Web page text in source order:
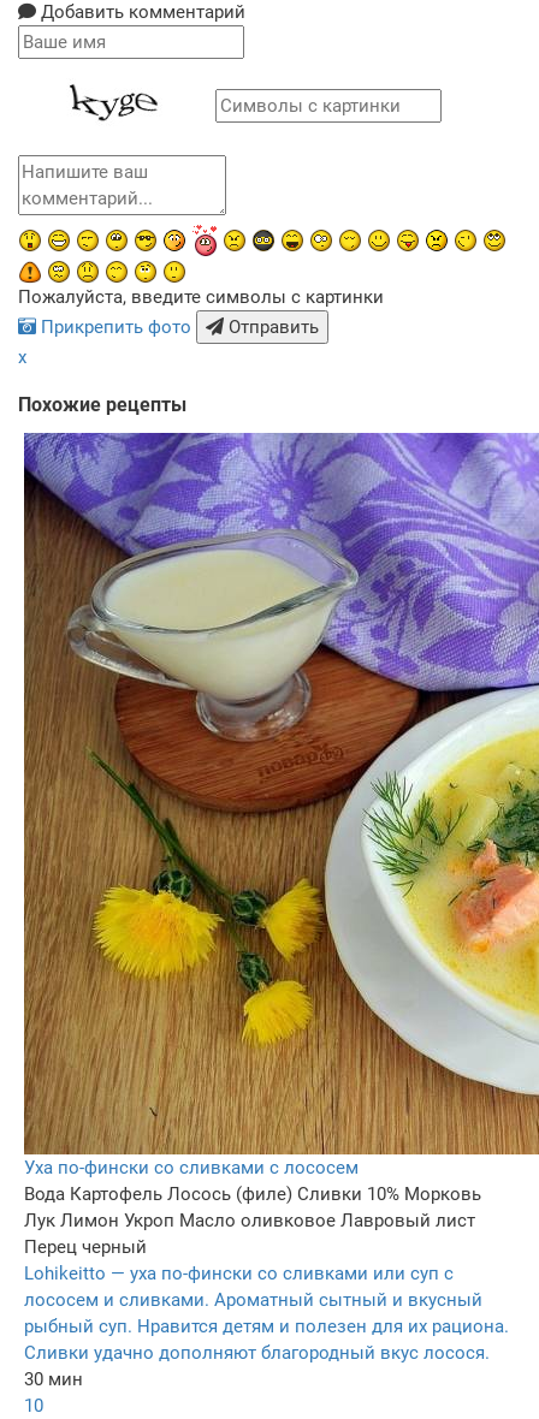
Добавить комментарий
Пожалуйста, введите символы с картинки
Прикрепить фото
Отправить
x
Похожие рецепты
Уха по-фински со сливками с лососем
Вода Картофель Лосось (филе) Сливки 10% Морковь
Лук Лимон Укроп Масло оливковое Лавровый лист
Перец черный
Lohikeitto — уха по-фински со сливками или суп с
лососем и сливками. Ароматный сытный и вкусный
рыбный суп. Нравится детям и полезен для их рациона.
Сливки удачно дополняют благородный вкус лосося.
30 мин
10